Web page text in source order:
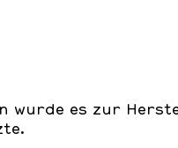
wurde es zur